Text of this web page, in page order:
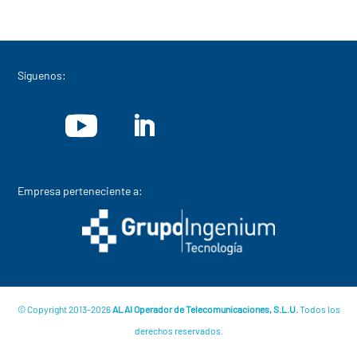
Síguenos:
Empresa perteneciente a:
© Copyright 2013-2026ALAI Operador de Telecomunicaciones, S.L.U.Todos los
derechos reservados.